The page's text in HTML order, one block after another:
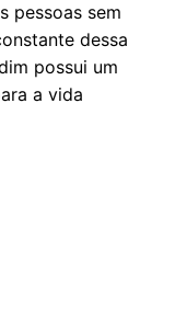
pessoas sem
dessa
possui um
a vida